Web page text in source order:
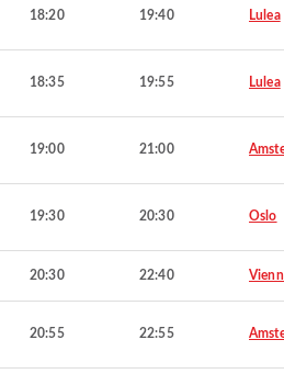
18:20 19:40 Lulea
18:35 19:55 Lulea
19:00 21:00
19:30 20:30 Oslo
20:30 22:40
20:55 22:55